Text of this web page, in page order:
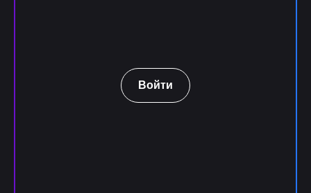
Войти